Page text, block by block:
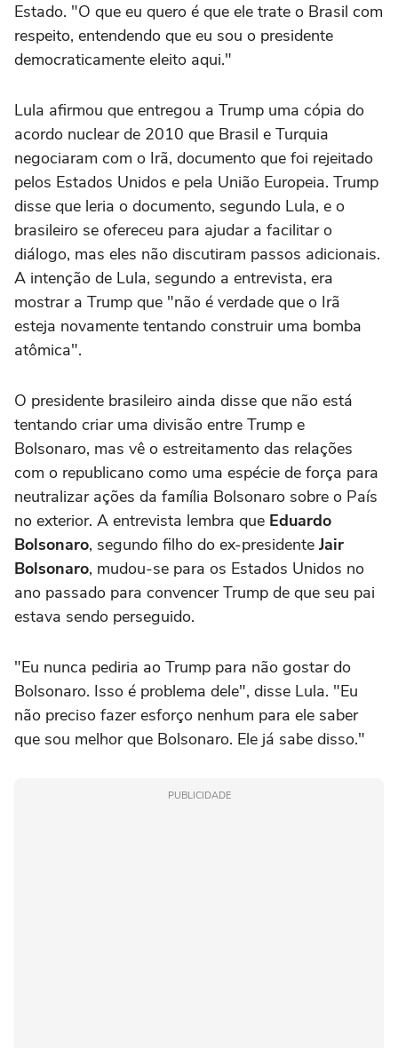
Estado. "O que eu quero é que ele trate o Brasil com
respeito, entendendo que eu sou o presidente
democraticamente eleito aqui."
Lula afirmou que entregou a Trump uma cópia do
acordo nuclear de 2010 que Brasil e Turquia
negociaram com o Irã, documento que foi rejeitado
pelos Estados Unidos e pela União Europeia. Trump
disse que leria o documento, segundo Lula, e o
brasileiro se ofereceu para ajudar a facilitar o
diálogo, mas eles não discutiram passos adicionais.
A intenção de Lula, segundo a entrevista, era
mostrar a Trump que "não é verdade que o Irã
esteja novamente tentando construir uma bomba
atômica".
O presidente brasileiro ainda disse que não está
tentando criar uma divisão entre Trump e
Bolsonaro, mas vê o estreitamento das relações
com o republicano como uma espécie de força para
neutralizar ações da família Bolsonaro sobre o País
no exterior. A entrevista lembra que Eduardo
Bolsonaro, segundo filho do ex-presidente Jair
Bolsonaro, mudou-se para os Estados Unidos no
ano passado para convencer Trump de que seu pai
estava sendo perseguido.
"Eu nunca pediria ao Trump para não gostar do
Bolsonaro. Isso é problema dele", disse Lula. "Eu
não preciso fazer esforço nenhum para ele saber
que sou melhor que Bolsonaro. Ele já sabe disso."
PUBLICIDADE